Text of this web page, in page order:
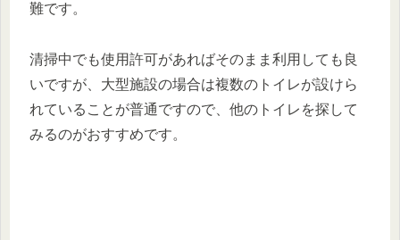
難です。
清掃中でも使用許可があればそのまま利用しても良
いですが、大型施設の場合は複数のトイレが設けら
れていることが普通ですので、他のトイレを探して
みるのがおすすめです。